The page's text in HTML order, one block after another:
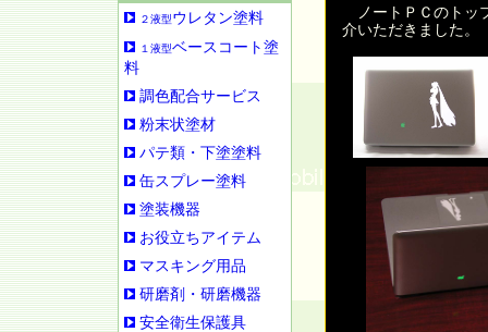
２液型ウレタン塗料
１液型ベースコート塗
料
調色配合サービス
粉末状塗材
パテ類・下塗塗料
缶スプレー塗料
塗装機器
お役立ちアイテム
マスキング用品
研磨剤・研磨機器
安全衛生保護具
ノートＰＣのトッ
介いただきました。